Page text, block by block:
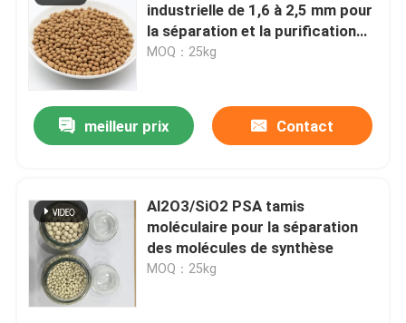
Produits
Vidéos
industrielle de 1,6 à 2,5 mm pour
la séparation et la purification
des gaz
MOQ：25kg
meilleur prix Contact
Al2O3/SiO2 PSA tamis
moléculaire pour la séparation
des molécules de synthèse
MOQ：25kg